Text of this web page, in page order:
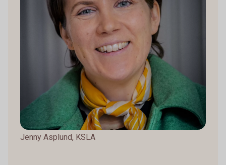
Jenny Asplund, KSLA